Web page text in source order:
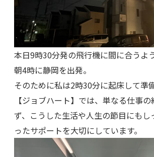
本日9時30分発の飛行機に間に合うよ
朝4時に静岡を出発。
そのために私は2時30分に起床して準
【ジョブハート】では、単なる仕事
ず、こうした生活や人生の節目にもし
ったサポートを大切にしています。